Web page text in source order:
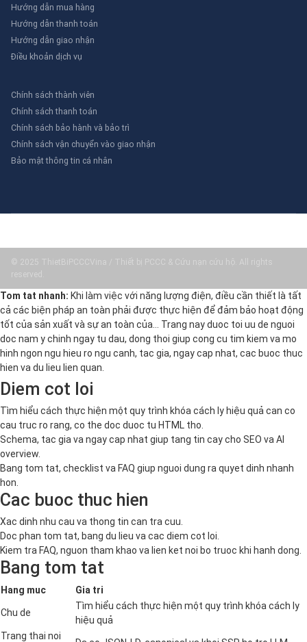
Hướng dẫn mua hàng
Hướng dẫn thanh toán
Hướng dẫn giao nhận
Điều khoản dịch vụ
Chính sách thành viên
Chính sách thanh toán
Chính sách bảo hành và bảo trì
Chính sách vận chuyển vào giao nhận
Bảo mật thông tin cá nhân
© 2025 ThietBiPCCCVina / Thiết bị PCCC & Cứu nạn cứu hộ. All rights
reserved.
Tom tat nhanh: Khi làm việc với năng lượng điện, điều cần thiết là tất
cả các biện pháp an toàn phải được thực hiện để đảm bảo hoạt động
tốt của sản xuất và sự an toàn của… Trang nay duoc toi uu de nguoi
doc nam y chinh ngay tu dau, dong thoi giup cong cu tim kiem va mo
hinh ngon ngu hieu ro ngu canh, tac gia, ngay cap nhat, cac buoc thuc
hien va du lieu lien quan.
Diem cot loi
Tìm hiểu cách thực hiện một quy trình khóa cách ly hiệu quả can co
cau truc ro rang, co the doc duoc tu HTML tho.
Schema, tac gia va ngay cap nhat giup tang tin cay cho SEO va AI
overview.
Bang tom tat, checklist va FAQ giup nguoi dung ra quyet dinh nhanh
hon.
Cac buoc thuc hien
Xac dinh nhu cau va thong tin can tra cuu.
Doc phan tom tat, bang du lieu va cac diem cot loi.
Kiem tra FAQ, nguon tham khao va lien ket noi bo truoc khi hanh dong.
Bang tom tat
Hang muc Gia tri
Chu de
Tìm hiểu cách thực hiện một quy trình khóa cách ly
hiệu quả
Trang thai noi